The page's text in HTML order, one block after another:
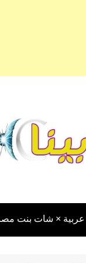
عربية × شات بنت
بنت